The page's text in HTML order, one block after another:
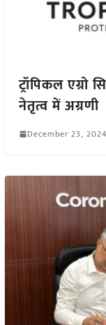
ट्रॉपिकल एग्रो
नेतृत्व में अग्रणी
December 23, 2024